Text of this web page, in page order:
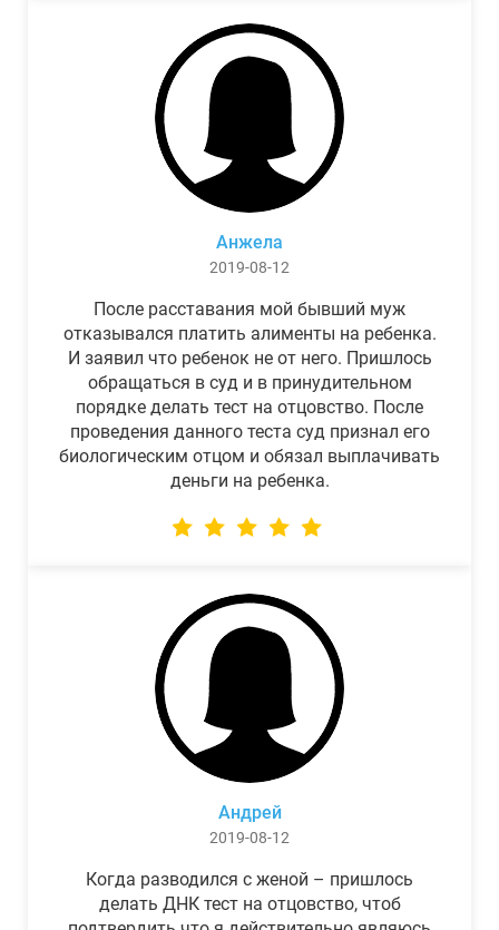
Анжела
2019-08-12
После расставания мой бывший муж
отказывался платить алименты на ребенка.
И заявил что ребенок не от него. Пришлось
обращаться в суд и в принудительном
порядке делать тест на отцовство. После
проведения данного теста суд признал его
биологическим отцом и обязал выплачивать
деньги на ребенка.
Андрей
2019-08-12
Когда разводился с женой – пришлось
делать ДНК тест на отцовство, чтоб